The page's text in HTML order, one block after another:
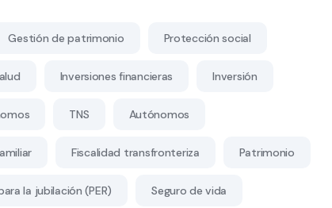
Gestión de patrimonio Protección social
Inversiones financieras Inversión
TNS Autónomos
Fiscalidad transfronteriza Patrimonio
la jubilación (PER) Seguro de vida